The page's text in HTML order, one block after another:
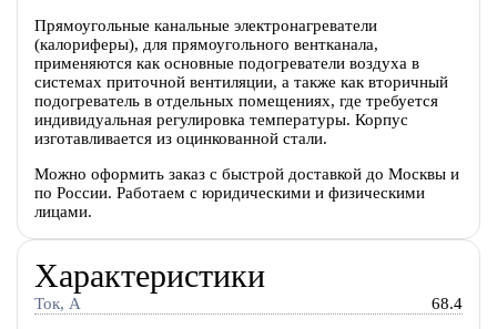
Прямоугольные канальные электронагреватели
(калориферы), для прямоугольного вентканала,
применяются как основные подогреватели воздуха в
системах приточной вентиляции, а также как вторичный
подогреватель в отдельных помещениях, где требуется
индивидуальная регулировка температуры. Корпус
изготавливается из оцинкованной стали.
Можно оформить заказ с быстрой доставкой до Москвы и
по России. Работаем с юридическими и физическими
лицами.
Характеристики
Ток, A 68.4